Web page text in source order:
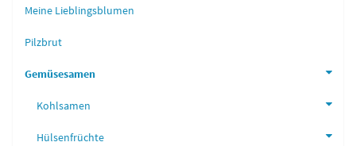
Meine Lieblingsblumen
Pilzbrut
Gemüsesamen
Kohlsamen
Hülsenfrüchte